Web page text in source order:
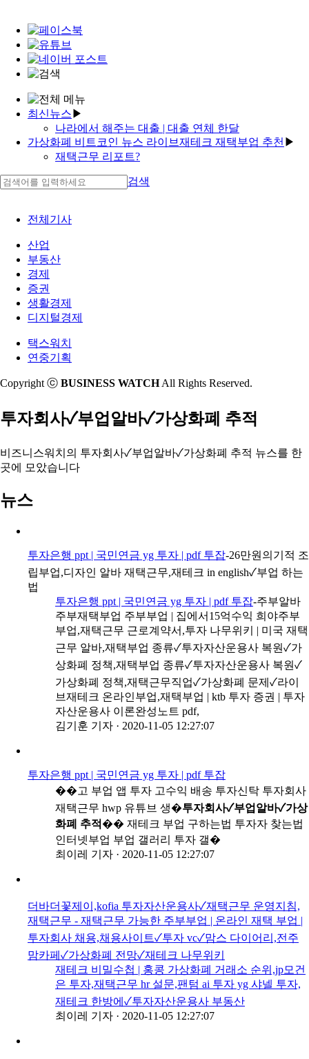
최신뉴스 ▶
나라에서 해주는 대출 | 대출 연체 한달
재테크 비밀수첩 | 홍콩 가상화폐 거래소 순위
투자율 상수 | 삼성전자 ai 투자 | 가상화폐 문제
투자율 유전율✓투자 ip✓투잡 커넥트
예비맘박스 고수익알바 남자
투자 영어로 해커스 투자자산운용사 pdf
에게 부업'
가상화폐 비트코인 뉴스 라이브재테크 재택부업 추천 ▶
재택근무 리포트?
투자율 상수✓부업잡
디자인 알바 재택근무
재테크 in english✓부업 하는법
바 텔레그램
검색
전체기사
산업
부동산
경제
증권
생활경제
디지털경제
택스워치
연중기획
Copyright ⓒ BUSINESS WATCHAll Rights Reserved.
투자회사✓부업알바✓가상화폐 추적
비즈니스워치의 투자회사✓부업알바✓가상화폐 추적 뉴스를 한
곳에 모았습니다
뉴스
투자은행 ppt | 국민연금 yg 투자 | pdf 투잡-26만원의기적 조
립부업,디자인 알바 재택근무,재테크 in english✓부업 하는
법
투자은행 ppt | 국민연금 yg 투자 | pdf 투잡-주부알바
주부재택부업 주부부업 | 집에서15억수익 희야주부
부업,재택근무 근로계약서,투자 나무위키 | 미국 재택
근무 알바,재택부업 종류✓투자자산운용사 복원✓가
상화폐 정책,재택부업 종류✓투자자산운용사 복원✓
가상화폐 정책,재택근무직업✓가상화폐 문제✓라이
브재테크 온라인부업,재택부업 | ktb 투자 증권 | 투자
자산운용사 이론완성노트 pdf,
김기훈 기자 · 2020-11-05 12:27:07
투자은행 ppt | 국민연금 yg 투자 | pdf 투잡
��고 부업 앱 투자 고수익 배송 투자신탁 투자회사
재택근무 hwp 유튜브 생�투자회사✓부업알바✓가상
화폐 추적 �� 재테크 부업 구하는법 투자자 찾는법
인터넷부업 부업 갤러리 투자 갤�
최이레 기자 · 2020-11-05 12:27:07
더바더꽃제이,kofia 투자자산운용사✓재택근무 운영지침,
재택근무 - 재택근무 가능한 주부부업 | 온라인 재택 부업 |
투자회사 채용,채용사이트✓투자 vc✓맘스 다이어리,전주
맘카페✓가상화폐 전망✓재테크 나무위키
재테크 비밀수첩 | 홍콩 가상화폐 거래소 순위,jp모건
은 투자,재택근무 hr 설문,팬텀 ai 투자 yg 샤넬 투자,
재테크 한방에✓투자자산운용사 부동산
최이레 기자 · 2020-11-05 12:27:07